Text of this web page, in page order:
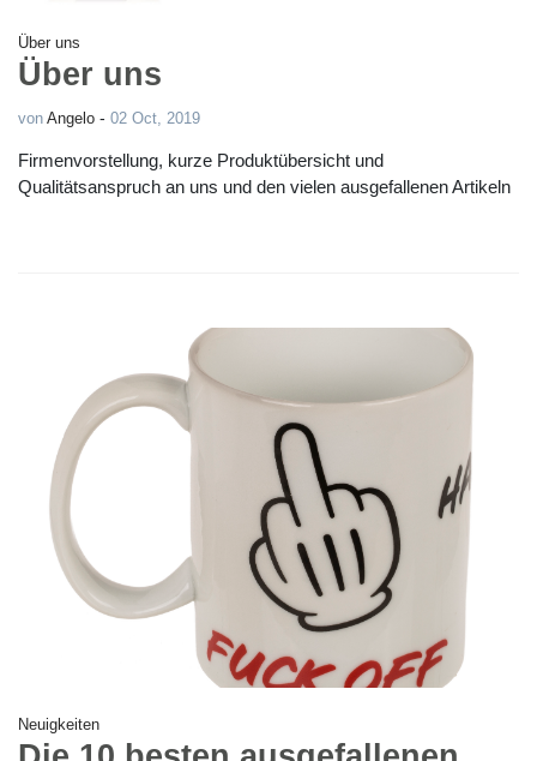
Über uns
Über uns
von Angelo - 02 Oct, 2019
Firmenvorstellung, kurze Produktübersicht und
Qualitätsanspruch an uns und den vielen ausgefallenen Artikeln
Neuigkeiten